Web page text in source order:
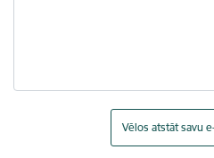
Vēlos atstāt savu